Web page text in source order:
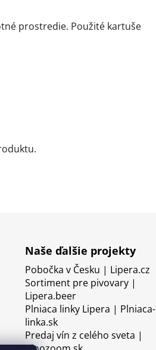
prostredie. Použité kartuše
Naše ďalšie projekty
Pobočka v Česku | Lipera.cz
Sortiment pre pivovary |
Lipera.beer
Plniaca linky Lipera | Plniaca-
linka.sk
Predaj vín z celého sveta |